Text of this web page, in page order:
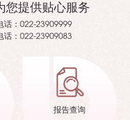
您提供贴心服务
： 022-23909999
话： 022-23909083
报告查询